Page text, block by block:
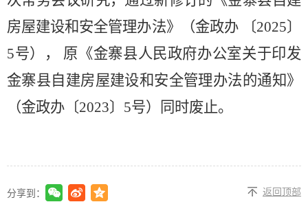
房屋建设和安全管理办法》（金政办
〔2025〕
5号） ， 原 《金寨县人民政府办公室关于印发
金寨县自建房屋建设和安全管理办法的通知》
（金政办〔2023〕 5号）同时废止。
分享到： 返回顶部